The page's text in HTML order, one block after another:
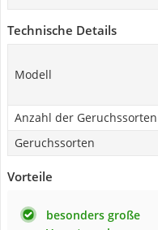
Technische Details
Modell
Anzahl der Geruchssorten
Geruchssorten
Vorteile
besonders große